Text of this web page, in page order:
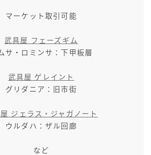
マーケット取引可能
武具屋 フェーズギム
サ・ロミンサ：下甲板層
武具屋 ゲレイント
グリダニア：旧市街
ジェラス・ジャガノート
ウルダハ：ザル回廊
など